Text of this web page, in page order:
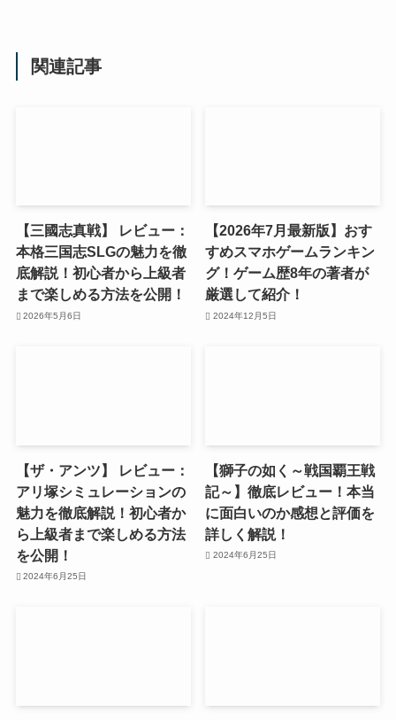
関連記事
【三國志真戦】 レビュー：
本格三国志SLGの魅力を徹
底解説！初心者から上級者
まで楽しめる方法を公開！
2026年5月6日
【2026年7月最新版】おす
すめスマホゲームランキン
グ！ゲーム歴8年の著者が
厳選して紹介！
2024年12月5日
【ザ・アンツ】 レビュー：
アリ塚シミュレーションの
魅力を徹底解説！初心者か
ら上級者まで楽しめる方法
を公開！
2024年6月25日
【獅子の如く～戦国覇王戦
記～】徹底レビュー！本当
に面白いのか感想と評価を
詳しく解説！
2024年6月25日